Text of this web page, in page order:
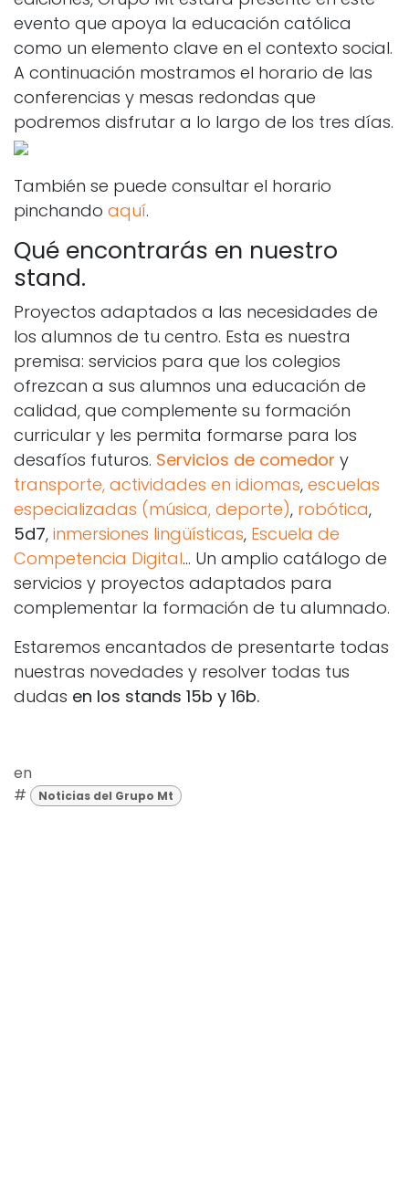
evento que apoya la educación católica
como un elemento clave en el contexto social.
A continuación mostramos el horario de las
conferencias y mesas redondas que
podremos disfrutar a lo largo de los tres días.
También se puede consultar el horario
pinchando aquí.
Qué encontrarás en nuestro
stand.
Proyectos adaptados a las necesidades de
los alumnos de tu centro. Esta es nuestra
premisa: servicios para que los colegios
ofrezcan a sus alumnos una educación de
calidad, que complemente su formación
curricular y les permita formarse para los
desafíos futuros. Servicios de comedor y
transporte, actividades en idiomas, escuelas
especializadas (música, deporte), robótica,
5d7, inmersiones lingüísticas, Escuela de
Competencia Digital... Un amplio catálogo de
servicios y proyectos adaptados para
complementar la formación de tu alumnado.
Estaremos encantados de presentarte todas
nuestras novedades y resolver todas tus
dudas en los stands 15b y 16b.
en
#
Noticias del Grupo Mt